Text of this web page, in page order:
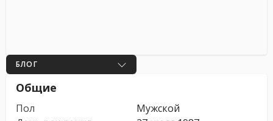
БЛОГ
Общие
Пол
Мужской